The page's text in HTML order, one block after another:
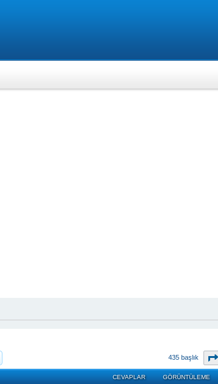
435 başlık
CEVAPLAR GÖRÜNTÜLEME